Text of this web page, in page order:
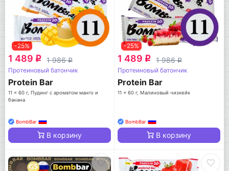
-25%
1 489 q 1 986q
Протеиновый батончик
Protein Bar
11 x 60 г, Пудинг с ароматом манго и
банана
BombBar
В корзину
-25%
1 489 q 1 986q
Протеиновый батончик
Protein Bar
11 x 60 г, Малиновый чизкейк
BombBar
В корзину